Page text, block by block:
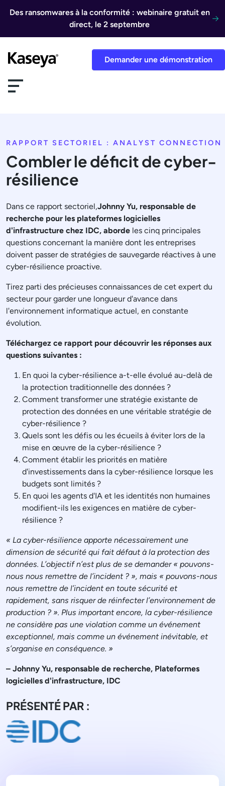
Des ransomwares à la conformité : webinaire gratuit en
direct, le 2 septembre
Demander une démonstration
RAPPORT SECTORIEL : ANALYST CONNECTION
Combler le déficit de cyber-
résilience
Dans ce rapport sectoriel,Johnny Yu, responsable de
recherche pour les plateformes logicielles
d'infrastructure chez IDC, aborde les cinq principales
questions concernant la manière dont les entreprises
doivent passer de stratégies de sauvegarde réactives à une
cyber-résilience proactive.
Tirez parti des précieuses connaissances de cet expert du
secteur pour garder une longueur d'avance dans
l'environnement informatique actuel, en constante
évolution.
Téléchargez ce rapport pour découvrir les réponses aux
questions suivantes :
En quoi la cyber-résilience a-t-elle évolué au-delà de
la protection traditionnelle des données ?
Comment transformer une stratégie existante de
protection des données en une véritable stratégie de
cyber-résilience ?
Quels sont les défis ou les écueils à éviter lors de la
mise en œuvre de la cyber-résilience ?
Comment établir les priorités en matière
d'investissements dans la cyber-résilience lorsque les
budgets sont limités ?
En quoi les agents d'IA et les identités non humaines
modifient-ils les exigences en matière de cyber-
résilience ?
« La cyber-résilience apporte nécessairement une
dimension de sécurité qui fait défaut à la protection des
données. L’objectif n’est plus de se demander « pouvons-
nous nous remettre de l’incident ? », mais « pouvons-nous
nous remettre de l’incident en toute sécurité et
rapidement, sans risquer de réinfecter l’environnement de
production ? ». Plus important encore, la cyber-résilience
ne considère pas une violation comme un événement
exceptionnel, mais comme un événement inévitable, et
s’organise en conséquence. »
– Johnny Yu, responsable de recherche, Plateformes
logicielles d'infrastructure, IDC
PRÉSENTÉ PAR :